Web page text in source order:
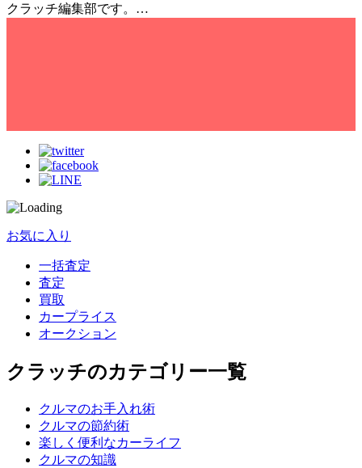
クラッチ編集部です。…
お気に入り
一括査定
査定
買取
カープライス
オークション
クラッチのカテゴリー一覧
クルマのお手入れ術
クルマの節約術
楽しく便利なカーライフ
クルマの知識